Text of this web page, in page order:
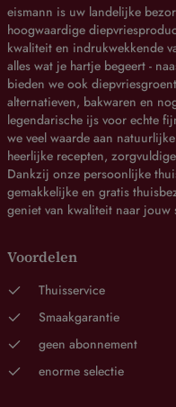
eismann is uw landelijke
hoogwaardige
kwaliteit en indrukwekkende
alles wat je hartje begeert -
bieden we ook
alternatieven, bakwaren en
legendarische ijs voor echte
we veel waarde aan
heerlijke recepten,
Dankzij onze persoonlijke
gemakkelijke en gratis
geniet van kwaliteit naar jouw
Voordelen
Thuisservice
Smaakgarantie
geen abonnement
enorme selectie